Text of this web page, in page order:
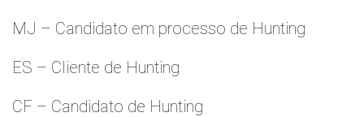
MJ – Candidato em processo de Hunting
ES – Cliente de Hunting
CF – Candidato de Hunting